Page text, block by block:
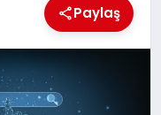
Paylaş